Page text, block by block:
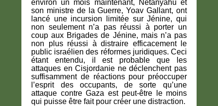
environ un mois maintenant, Netanyahu et
son ministre de la Guerre, Yoav Gallant, ont
lancé une incursion limitée sur Jénine, qui
non seulement n’a pas réussi à porter un
coup aux Brigades de Jénine, mais n’a pas
non plus réussi à distraire efficacement le
public israélien des réformes juridiques. Ceci
étant entendu, il est probable que les
attaques en Cisjordanie ne déclenchent pas
suffisamment de réactions pour préoccuper
l’esprit des occupants, de sorte qu’une
attaque contre Gaza est peut-être le moins
qui puisse être fait pour créer une distraction.